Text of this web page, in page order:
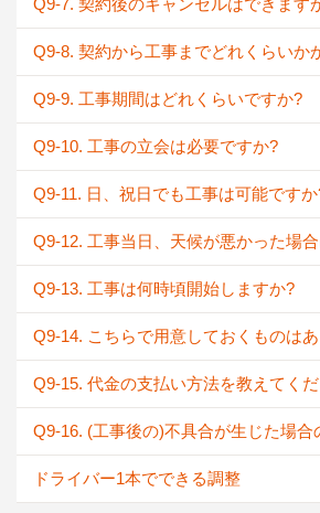
Q9-7. 契約後のキャンセルはできます
Q9-8. 契約から工事までどれくらいか
Q9-9. 工事期間はどれくらいですか?
Q9-10. 工事の立会は必要ですか?
Q9-11. 日、祝日でも工事は可能です
Q9-12. 工事当日、天候が悪かった場
Q9-13. 工事は何時頃開始しますか?
Q9-14. こちらで用意しておくものは
Q9-15. 代金の支払い方法を教えてくだ
Q9-16. (工事後の)不具合が生じた場合
ドライバー1本でできる調整